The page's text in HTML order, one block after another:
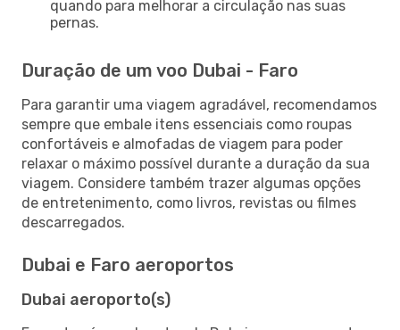
quando para melhorar a circulação nas suas
pernas.
Duração de um voo Dubai - Faro
Para garantir uma viagem agradável, recomendamos
sempre que embale itens essenciais como roupas
confortáveis e almofadas de viagem para poder
relaxar o máximo possível durante a duração da sua
viagem. Considere também trazer algumas opções
de entretenimento, como livros, revistas ou filmes
descarregados.
Dubai e Faro aeroportos
Dubai aeroporto(s)